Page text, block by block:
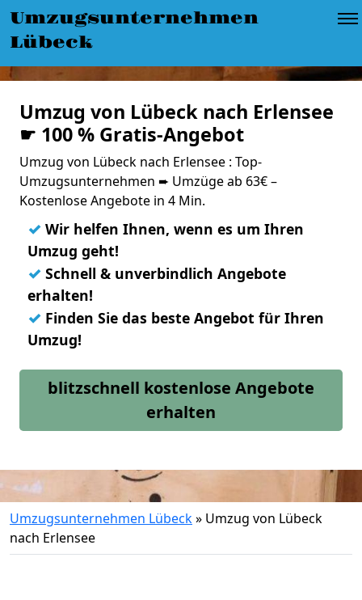
Umzugsunternehmen
Lübeck
Umzug von Lübeck nach Erlensee
☛ 100 % Gratis-Angebot
Umzug von Lübeck nach Erlensee : Top-
Umzugsunternehmen ➨ Umzüge ab 63€ –
Kostenlose Angebote in 4 Min.
✓ Wir helfen Ihnen, wenn es um Ihren
Umzug geht!
✓ Schnell & unverbindlich Angebote
erhalten!
✓ Finden Sie das beste Angebot für Ihren
Umzug!
blitzschnell kostenlose Angebote
erhalten
Umzugsunternehmen Lübeck» Umzug von Lübeck
nach Erlensee